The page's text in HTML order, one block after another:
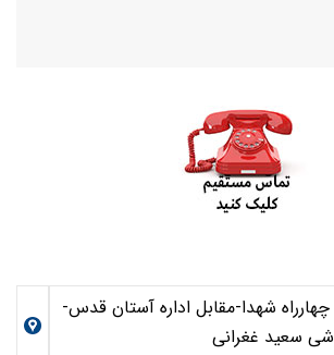
شهدا-مقابل اداره آستان قدس-
سعید غغرانی